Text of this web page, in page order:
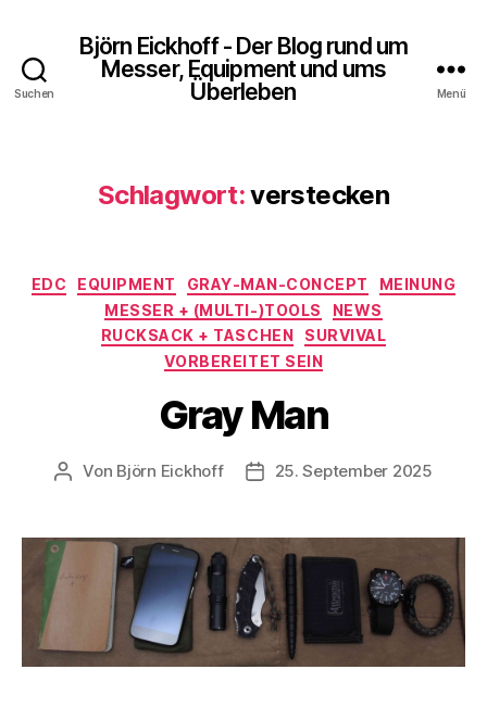
Suchen
Björn Eickhoff - Der Blog rund um
Messer, Equipment und ums
Überleben
Menü
Schlagwort:verstecken
Kategorien
EDC EQUIPMENT GRAY-MAN-CONCEPT
MEINUNG
MESSER + (MULTI-)TOOLS
NEWS
RUCKSACK + TASCHEN
SURVIVAL
VORBEREITET SEIN
Gray Man
Beitragsautor
Von Björn Eickhoff Veröffentlichungsdatum
25. September 2025